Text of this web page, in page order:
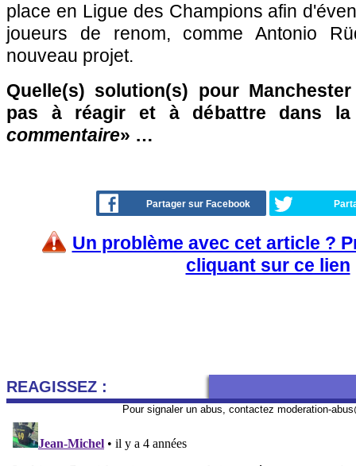
place en Ligue des Champions afin
joueurs de renom, comme Antonio
nouveau projet.
Quelle(s) solution(s) pour
pas à réagir et à débattre dans
commentaire» …
Partager sur Facebook
Un problème avec cet article ?
cliquant sur ce lien
REAGISSEZ :
Pour signaler un abus, contactez moderation-